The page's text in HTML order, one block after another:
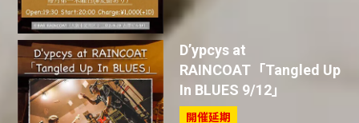
D’ypcys at
RAINCOAT「Tangled Up
In BLUES 9/12」